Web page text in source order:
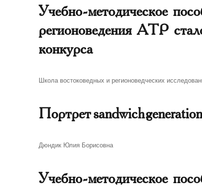
Учебно-методическое
регионоведения АТР
конкурса
Автор
Школа востоковедных и регионоведческих
Портрет sandwich
Автор
Дюндик Юлия Борисовна
Учебно-методическое